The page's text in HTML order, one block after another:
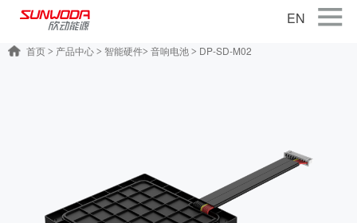
首页
智慧储能
EN
首页 > 产品中心 > 智能硬件> 音响电池 > DP-SD-M02